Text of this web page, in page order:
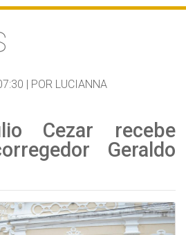
| POR LUCIANNA
Cezar recebe
Geraldo